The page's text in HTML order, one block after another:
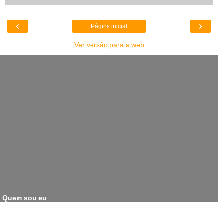
‹ ›
Página inicial
Ver versão para a web
Quem sou eu